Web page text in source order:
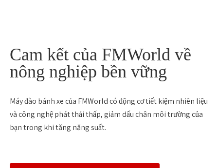
Cam kết của FMWorld về
nông nghiệp bền vững
Máy đào bánh xe của FMWorld có động cơ tiết kiệm nhiên liệu
và công nghệ phát thải thấp, giảm dấu chân môi trường của
bạn trong khi tăng năng suất.